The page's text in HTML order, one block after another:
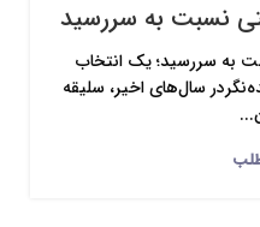
نسبت به سررسید
به سررسید؛ یک انتخاب
سال‌های اخیر، سلیقه